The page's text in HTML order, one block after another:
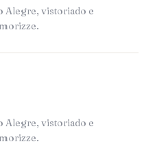
Alegre, vistoriado e
Alegre, vistoriado e